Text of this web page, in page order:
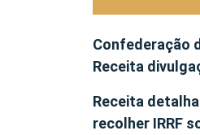
Confederação
Receita
Receita
recolher IRRF